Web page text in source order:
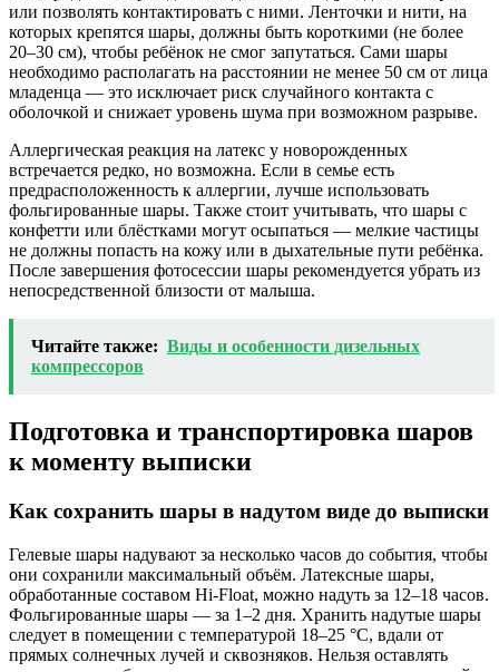
или позволять контактировать с ними. Ленточки и нити, на
которых крепятся шары, должны быть короткими (не более
20–30 см), чтобы ребёнок не смог запутаться. Сами шары
необходимо располагать на расстоянии не менее 50 см от лица
младенца — это исключает риск случайного контакта с
оболочкой и снижает уровень шума при возможном разрыве.
Аллергическая реакция на латекс у новорожденных
встречается редко, но возможна. Если в семье есть
предрасположенность к аллергии, лучше использовать
фольгированные шары. Также стоит учитывать, что шары с
конфетти или блёстками могут осыпаться — мелкие частицы
не должны попасть на кожу или в дыхательные пути ребёнка.
После завершения фотосессии шары рекомендуется убрать из
непосредственной близости от малыша.
Читайте также: Виды и особенности дизельных
компрессоров
Подготовка и транспортировка шаров
к моменту выписки
Как сохранить шары в надутом виде до выписки
Гелевые шары надувают за несколько часов до события, чтобы
они сохранили максимальный объём. Латексные шары,
обработанные составом Hi-Float, можно надуть за 12–18 часов.
Фольгированные шары — за 1–2 дня. Хранить надутые шары
следует в помещении с температурой 18–25 °C, вдали от
прямых солнечных лучей и сквозняков. Нельзя оставлять